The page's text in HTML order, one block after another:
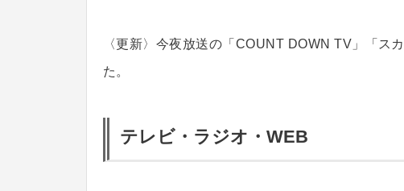
〈更新〉今夜放送の「COUNT DOWN TV」「ス
た。
テレビ・ラジオ・WEB